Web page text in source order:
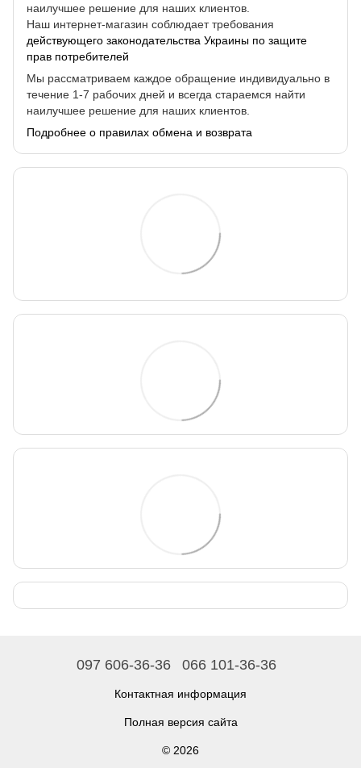
наилучшее решение для наших клиентов.
Наш интернет-магазин соблюдает требования
действующего законодательства Украины по защите
прав потребителей
Мы рассматриваем каждое обращение индивидуально в
течение 1-7 рабочих дней и всегда стараемся найти
наилучшее решение для наших клиентов.
Подробнее о правилах обмена и возврата
097 606-36-36 066 101-36-36
Контактная информация
Полная версия сайта
© 2026